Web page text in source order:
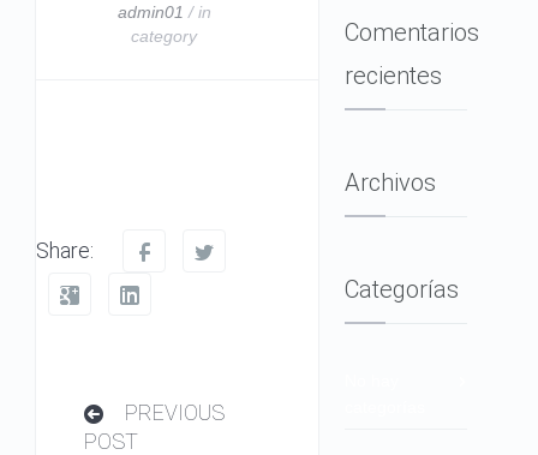
admin01 / in
category
Share:
PREVIOUS
POST
Comentarios
recientes
Archivos
Categorías